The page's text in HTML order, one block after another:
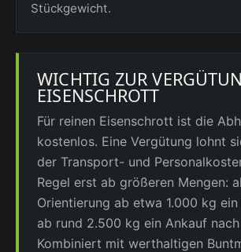
Stückgewicht.
WICHTIG ZUR
EISENSCHROTT
Für reinen Eisenschrott ist die
kostenlos. Eine Vergütung lohnt
der Transport- und
Regel erst ab größeren Mengen:
Orientierung ab etwa 1.000 kg
ab rund 2.500 kg ein Ankauf
Kombiniert mit werthaltigen